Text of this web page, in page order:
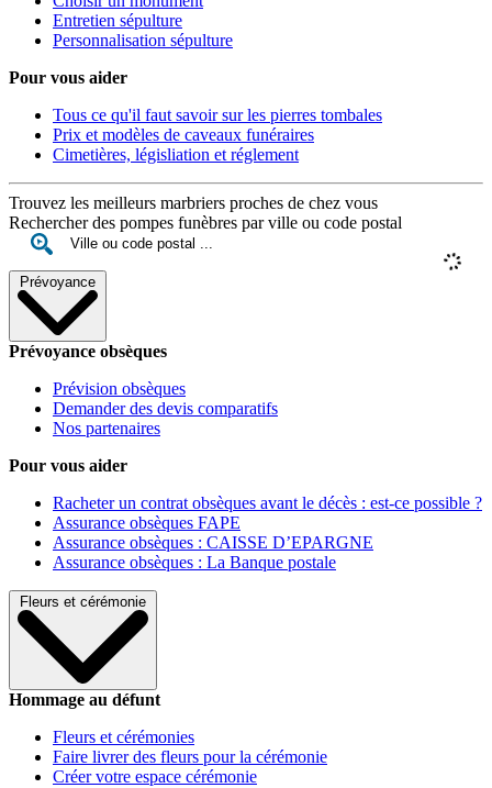
Entretien sépulture
Personnalisation sépulture
Pour vous aider
Tous ce qu'il faut savoir sur les pierres tombales
Prix et modèles de caveaux funéraires
Cimetières, législiation et réglement
Trouvez les meilleurs marbriers proches de chez vous
Rechercher des pompes funèbres par ville ou code postal
Prévoyance
Prévoyance obsèques
Prévision obsèques
Demander des devis comparatifs
Nos partenaires
Pour vous aider
Racheter un contrat obsèques avant le décès : est-ce possible ?
Assurance obsèques FAPE
Assurance obsèques : CAISSE D’EPARGNE
Assurance obsèques : La Banque postale
Fleurs et cérémonie
Hommage au défunt
Fleurs et cérémonies
Faire livrer des fleurs pour la cérémonie
Créer votre espace cérémonie